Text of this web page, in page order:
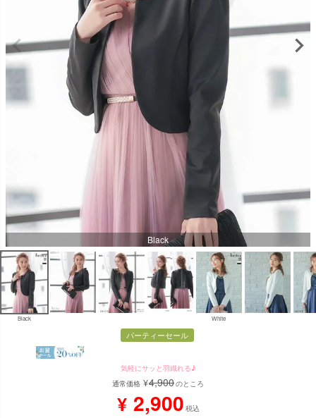
Black
Black White
パーティーセール
気軽にサッと羽織れる♪
通常価格 ¥4,900のところ
¥ 2,900 税込